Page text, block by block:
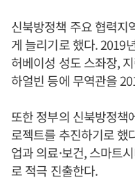
신북방정책 주요 협력지
게 늘리기로 했다. 2019
허베이성 성도 스좌장,
하얼빈 등에 무역관을
또한 정부의 신북방정책
로젝트를 추진하기로 했
업과 의료·보건, 스마트
로 적극 진출한다.